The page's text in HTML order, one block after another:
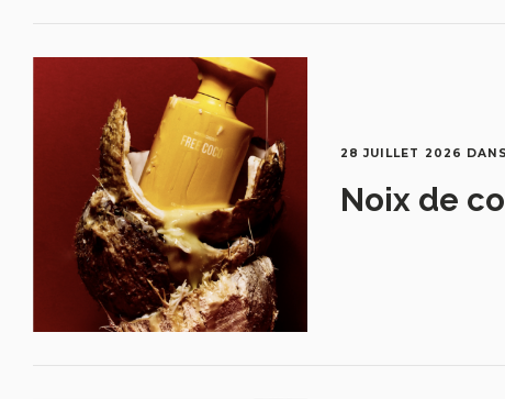
28 JUILLET 2026
Noix de